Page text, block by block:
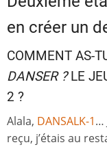
en créer un
COMMENT AS-
DANSER ?LE
2 ?
Alala, DANSALK-1…
reçu, j’étais au